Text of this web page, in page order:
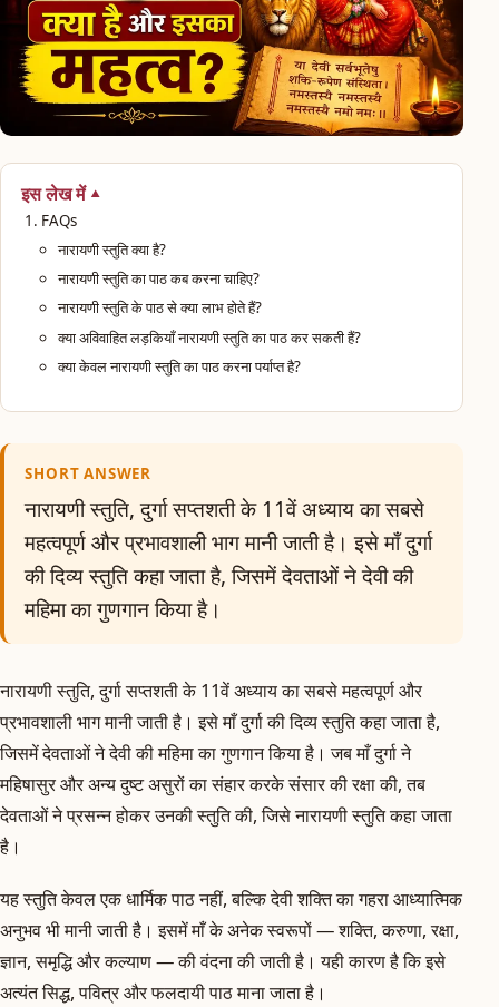
इस लेख में
FAQs
नारायणी स्तुति क्या है?
नारायणी स्तुति का पाठ कब करना चाहिए?
नारायणी स्तुति के पाठ से क्या लाभ होते हैं?
क्या अविवाहित लड़कियाँ नारायणी स्तुति का पाठ कर सकती हैं?
क्या केवल नारायणी स्तुति का पाठ करना पर्याप्त है?
SHORT ANSWER
नारायणी स्तुति, दुर्गा सप्तशती के 11वें अध्याय का सबसे
महत्वपूर्ण और प्रभावशाली भाग मानी जाती है। इसे माँ दुर्गा
की दिव्य स्तुति कहा जाता है, जिसमें देवताओं ने देवी की
महिमा का गुणगान किया है।
नारायणी स्तुति, दुर्गा सप्तशती के 11वें अध्याय का सबसे महत्वपूर्ण और
प्रभावशाली भाग मानी जाती है। इसे माँ दुर्गा की दिव्य स्तुति कहा जाता है,
जिसमें देवताओं ने देवी की महिमा का गुणगान किया है। जब माँ दुर्गा ने
महिषासुर और अन्य दुष्ट असुरों का संहार करके संसार की रक्षा की, तब
देवताओं ने प्रसन्न होकर उनकी स्तुति की, जिसे नारायणी स्तुति कहा जाता
है।
यह स्तुति केवल एक धार्मिक पाठ नहीं, बल्कि देवी शक्ति का गहरा आध्यात्मिक
अनुभव भी मानी जाती है। इसमें माँ के अनेक स्वरूपों — शक्ति, करुणा, रक्षा,
ज्ञान, समृद्धि और कल्याण — की वंदना की जाती है। यही कारण है कि इसे
अत्यंत सिद्ध, पवित्र और फलदायी पाठ माना जाता है।